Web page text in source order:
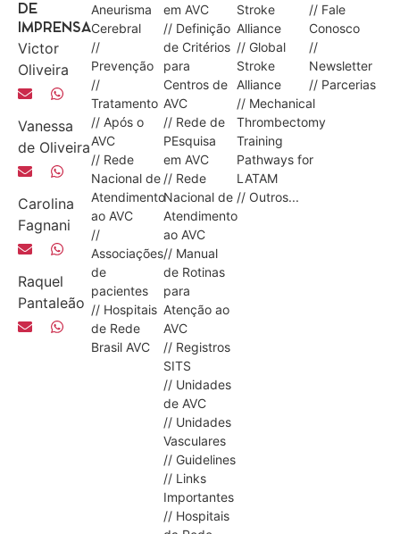
DE
IMPRENSA
Victor
Oliveira
Vanessa
de Oliveira
Carolina
Fagnani
Raquel
Pantaleão
Aneurisma
Cerebral
//
Prevenção
//
Tratamento
// Após o
AVC
// Rede
Nacional de
Atendimento
ao AVC
//
Associações
de
pacientes
// Hospitais
de Rede
Brasil AVC
em AVC
// Definição
de Critérios
para
Centros de
AVC
// Rede de
PEsquisa
em AVC
// Rede
Nacional de
Atendimento
ao AVC
// Manual
de Rotinas
para
Atenção ao
AVC
// Registros
SITS
// Unidades
de AVC
// Unidades
Vasculares
// Guidelines
// Links
Importantes
// Hospitais
Stroke
Alliance
// Global
Stroke
Alliance
// Mechanical
Thrombectomy
Training
Pathways for
LATAM
// Outros...
// Fale
Conosco
//
Newsletter
// Parcerias